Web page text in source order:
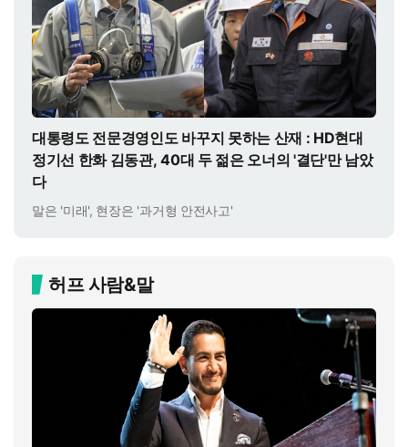
대통령도 전문경영인도 바꾸지 못하는 산재 : HD현대
정기선 한화 김동관, 40대 두 젊은 오너의 '결단'만 남았
다
말은 '미래', 현장은 '과거형 안전사고'
허프 사람&말